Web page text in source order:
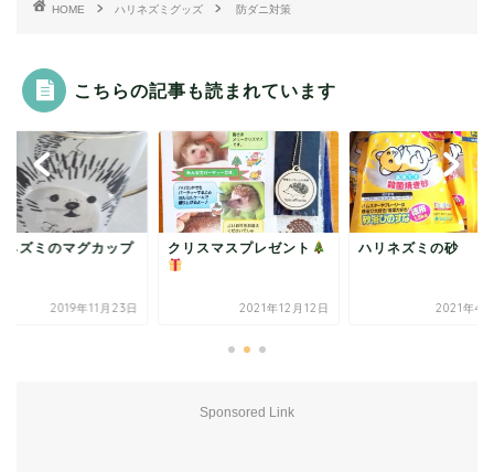
HOME ハリネズミグッズ 防ダニ対策
こちらの記事も読まれています
ネズミのマグカップ
2019年11月23日
クリスマスプレゼント
2021年12月12日
ハリネズミの砂
2021年4
Sponsored Link